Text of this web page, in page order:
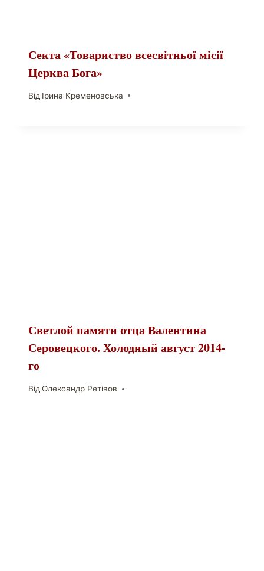
Секта «Товариство всесвітньої місії
Церква Бога»
Від Ірина Кременовська
Светлой памяти отца Валентина
Серовецкого. Холодный август 2014-
го
Від Олександр Ретівов